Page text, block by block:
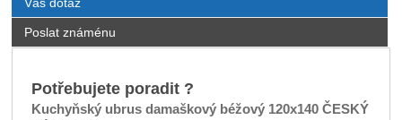
Váš dotaz
Poslat známénu
Potřebujete poradit ?
Kuchyňský ubrus damaškový béžový 120x140 ČESKÝ